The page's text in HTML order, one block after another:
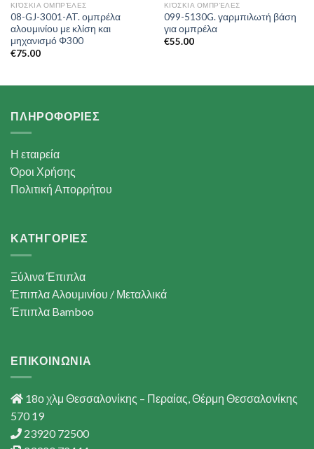
ΚΙΌΣΚΙΑ ΟΜΠΡΈΛΕΣ
08-GJ-3001-AT. ομπρέλα
αλουμινίου με κλίση και
μηχανισμό Φ300
€75.00
ΚΙΌΣΚΙΑ ΟΜΠΡΈΛΕΣ
099-5130G. γαρμπιλωτή βάση
για ομπρέλα
€55.00
ΠΛΗΡΟΦΟΡΙΕΣ
Η εταιρεία
Όροι Χρήσης
Πολιτική Απορρήτου
ΚΑΤΗΓΟΡΙΕΣ
Ξύλινα Έπιπλα
Έπιπλα Αλουμινίου / Μεταλλικά
Έπιπλα Bamboo
ΕΠΙΚΟΙΝΩΝΙΑ
18ο χλμ Θεσσαλονίκης – Περαίας, Θέρμη Θεσσαλονίκης
570 19
23920 72500